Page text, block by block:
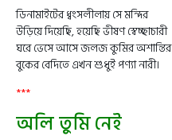
ডিনামাইটের ধ্বংসলীলায় সে মন্দির
উড়িয়ে দিয়েছি, হয়েছি ভীষণ স্বেচ্ছাচারী
ঘরে ভেসে আসে জলজ কুমির অশান্তির
বুকের বেদিতে এখন শুধুই পণ্যা নারী।
***
অলি তুমি নেই